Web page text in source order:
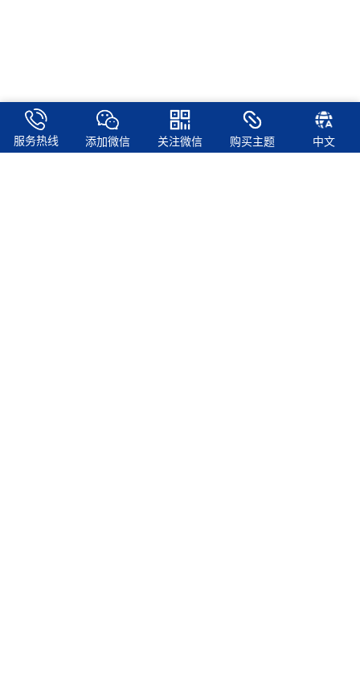
服务热线 添加微信 关注微信 购买主题 中文